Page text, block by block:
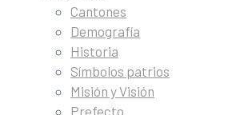
Cantones
Demografía
Historia
Símbolos patrios
Misión y Visión
Prefecto